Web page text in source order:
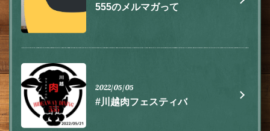
555のメルマガって
2022/05/05
#川越肉フェスティバ